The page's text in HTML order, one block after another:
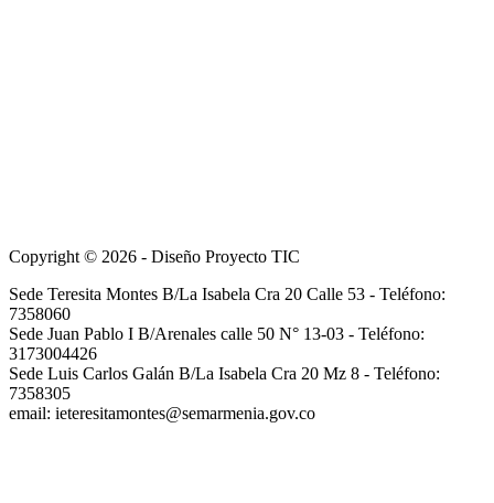
Copyright © 2026 - Diseño Proyecto TIC
Sede Teresita Montes B/La Isabela Cra 20 Calle 53 - Teléfono:
7358060
Sede Juan Pablo I B/Arenales calle 50 N° 13-03 - Teléfono:
3173004426
Sede Luis Carlos Galán B/La Isabela Cra 20 Mz 8 - Teléfono:
7358305
email: ieteresitamontes@semarmenia.gov.co